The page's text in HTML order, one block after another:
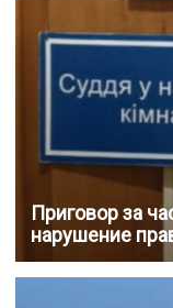
Приговор за
нарушение